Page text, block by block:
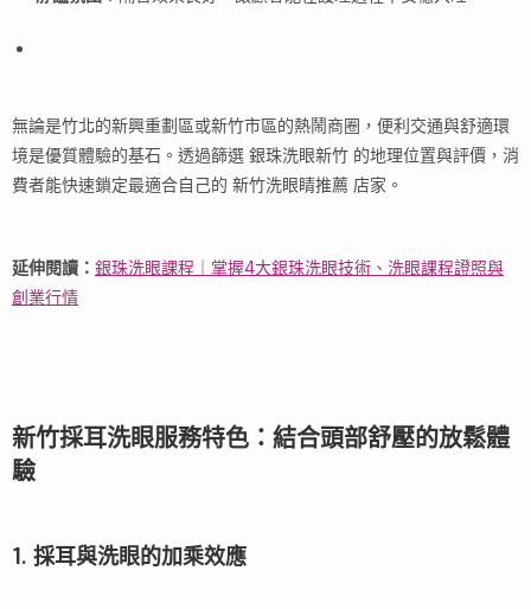
無論是竹北的新興重劃區或新竹市區的熱鬧商圈，便利交通與舒適環
境是優質體驗的基石。透過篩選 銀珠洗眼新竹 的地理位置與評價，消
費者能快速鎖定最適合自己的 新竹洗眼睛推薦 店家。
延伸閱讀： 銀珠洗眼課程｜掌握4大銀珠洗眼技術、洗眼課程證照與
創業行情
新竹採耳洗眼服務特色：結合頭部舒壓的放鬆體
驗
1. 採耳與洗眼的加乘效應